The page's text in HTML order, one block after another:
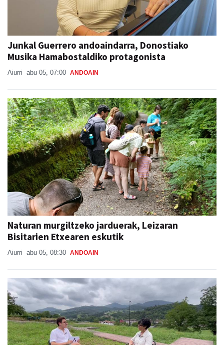
Junkal Guerrero andoaindarra, Donostiako
Musika Hamabostaldiko protagonista
Aiurri abu 05, 07:00 ANDOAIN
Naturan murgiltzeko jarduerak, Leizaran
Bisitarien Etxearen eskutik
Aiurri abu 05, 08:30 ANDOAIN